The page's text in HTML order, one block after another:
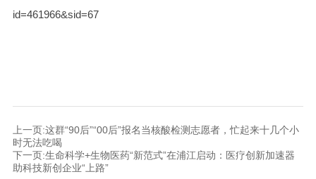
id=461966&sid=67
上一页:这群“90后”“00后”报名当核酸检测志愿者，忙起来十几个小
时无法吃喝
下一页:生命科学+生物医药“新范式”在浦江启动：医疗创新加速器
助科技新创企业“上路”